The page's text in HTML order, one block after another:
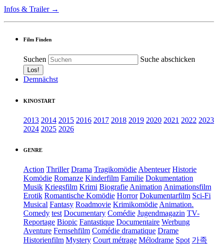
Infos & Trailer →
Film Finden
Suchen Suche abschicken
Demnächst
KINOSTART
2013 2014 2015 2016 2017 2018 2019 2020 2021 2022 2023
2024 2025 2026
GENRE
Action Thriller Drama TragikomödieAbenteuer Historie
Komödie Romanze Kinderfilm Familie Dokumentation
Musik Kriegsfilm Krimi BiografieAnimationAnimationsfilm
Erotik Romantische Komödie Horror Dokumentarfilm Sci-Fi
Musical Fantasy Roadmovie KrimikomödieAnimation.
Comedy test Documentary Comédie Jugendmagazin TV-
Reportage Biopic Fantastique Documentaire Werbung
Aventure Fernsehfilm Comédie dramatique Drame
Historienfilm Mystery Court métrage Mélodrame Spot 가족